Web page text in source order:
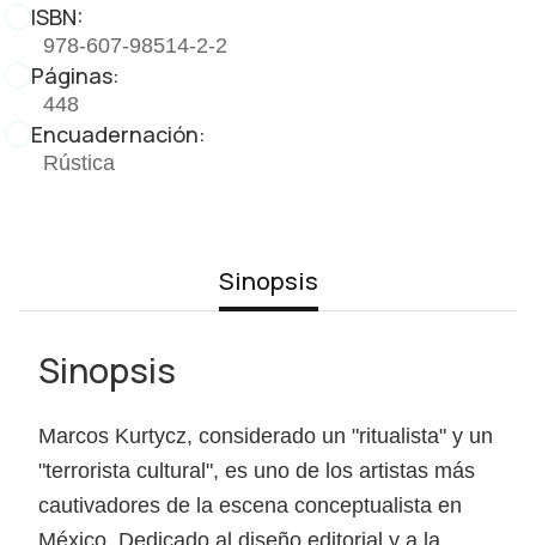
ISBN:
978-607-98514-2-2
Páginas:
448
Encuadernación:
Rústica
Sinopsis
Sinopsis
Marcos Kurtycz, considerado un "ritualista" y un
"terrorista cultural", es uno de los artistas más
cautivadores de la escena conceptualista en
México. Dedicado al diseño editorial y a la